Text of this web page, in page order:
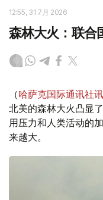
12:55, 31 7月 2026
森林大火：联合
（哈萨克国际通讯社讯
北美的森林大火凸显
用压力和人类活动的
来越大。